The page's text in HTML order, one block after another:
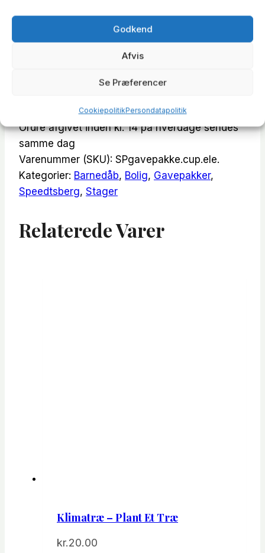
Godkend
Afvis
Se Præferencer
CookiepolitikPersondatapolitik
elefant
Ordre afgivet inden kl. 14 på hverdage sendes
samme dag
Varenummer (SKU): SPgavepakke.cup.ele.
Kategorier: Barnedåb, Bolig, Gavepakker,
Speedtsberg, Stager
Relaterede Varer
Klimatræ – Plant Et Træ
kr.20.00